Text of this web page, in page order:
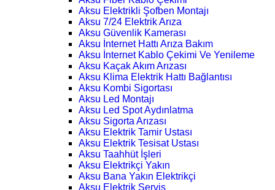
Aksu Elektrikli Şofben Montajı
Aksu 7/24 Elektrik Arıza
Aksu Güvenlik Kamerası
Aksu İnternet Hattı Arıza Bakım
Aksu İnternet Kablo Çekimi Ve Yenileme
Aksu Kaçak Akım Arızası
Aksu Klima Elektrik Hattı Bağlantısı
Aksu Kombi Sigortası
Aksu Led Montajı
Aksu Led Spot Aydınlatma
Aksu Sigorta Arızası
Aksu Elektrik Tamir Ustası
Aksu Elektrik Tesisat Ustası
Aksu Taahhüt İşleri
Aksu Elektrikçi Yakın
Aksu Bana Yakın Elektrikçi
Aksu Elektrik Servis